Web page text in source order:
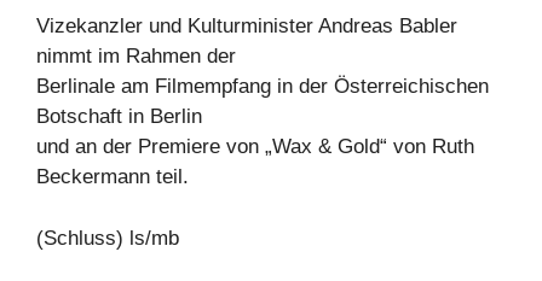
Vizekanzler und Kulturminister Andreas Babler
nimmt im Rahmen der
Berlinale am Filmempfang in der Österreichischen
Botschaft in Berlin
und an der Premiere von „Wax & Gold“ von Ruth
Beckermann teil.
(Schluss) ls/mb